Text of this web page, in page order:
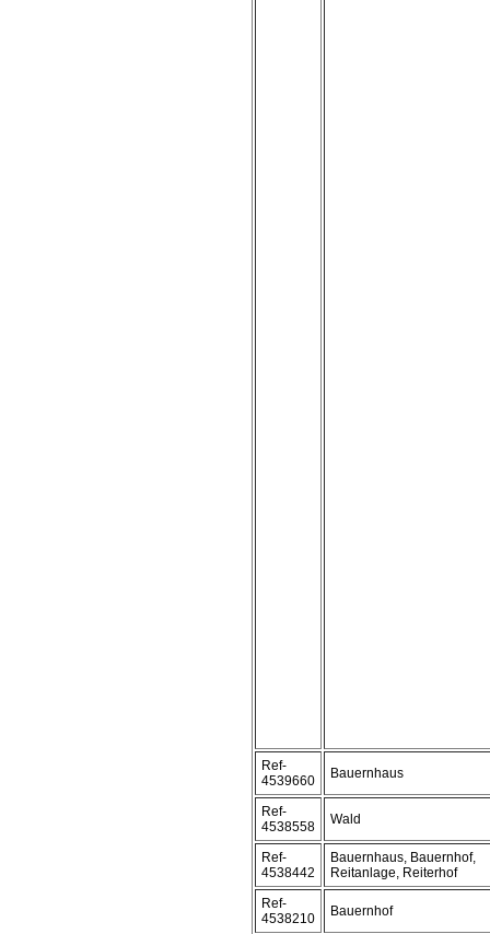
Ref-
4539660
Bauernhaus
Ref-
4538558
Wald
Ref-
4538442
Bauernhaus, Bauernhof,
Reitanlage, Reiterhof
Ref-
4538210
Bauernhof